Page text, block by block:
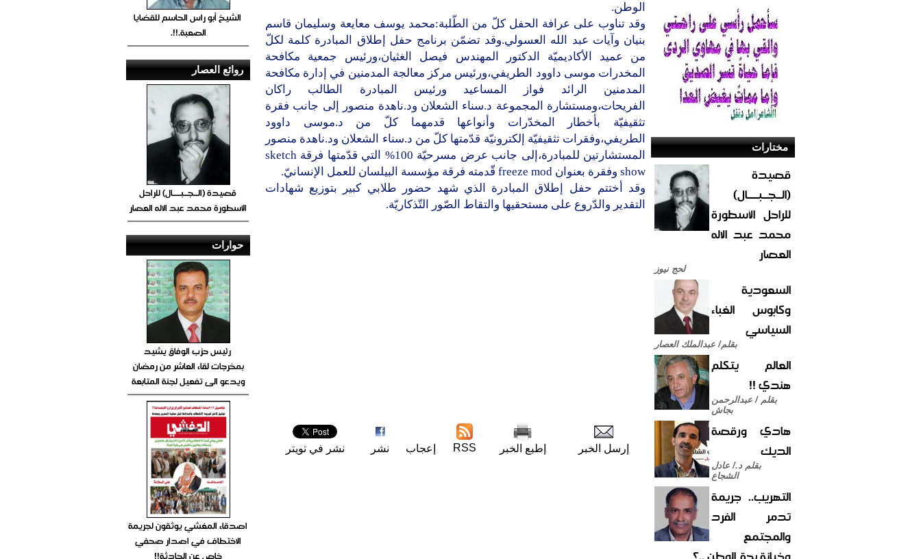
مختارات
قصيدة
(الــجــبــــال)
للراحل الأسطورة
محمد عبد الاله
العصار
لحج نيوز
السعودية
وكابوس الغباء
السياسي
بقلم/ عبدالملك العصار
العالم يتكلم
هندي !!
بقلم / عبدالرحمن
بجاش
هادي ورقصة
الديك
بقلم د./ عادل
الشجاع
التهريب.. جريمة
تدمر الفرد
والمجتمع
الوطن.
وقد تناوب على عرافة الحفل كلّ من الطّلبة:محمد يوسف معايعة وسليمان قاسم
بنيان وآيات عبد الله العسولي.وقد تضمّن برنامج حفل إطلاق المبادرة كلمة لكلّ
من عميد الأكاديميّة الدكتور المهندس فيصل الغثيان،ورئيس جمعية مكافحة
المخدرات موسى داوود الطريفي،ورئيس مركز معالجة المدمنين في إدارة مكافحة
المدمنين الرائد فواز المساعيد ورئيس المبادرة الطالب راكان
الفريحات،ومستشارة المجموعة د.سناء الشعلان ود.ناهدة منصور إلى جانب فقرة
تثقيفيّة بأخطار المخدّرات وأنواعها قدمهما كلّ من د.موسى داوود
الطريفي،وفقرات تثقيفيّة إلكترونيّة قدّمتها كلّ من د.سناء الشعلان ود.ناهدة منصور
المستشارتين للمبادرة،إلى جانب عرض مسرحيّة 100% التي قدّمتها فرقة sketch
show وفقرة بعنوان freeze mod قّدمته فرقة مؤسسة البيلسان للعمل الإنسانيّ.
وقد أختتم حفل إطلاق المبادرة الذي شهد حضور طلابي كبير بتوزيع شهادات
التقدير والدّروع على مستحقيها والتقاط الصّور التّذكاريّة.
إرسل الخبر إطبع الخبر RSS إعجاب نشر نشر في تويتر
الشيخ أبو راس الحاسم للقضايا
الصعبة.!!.
روائع العصار
قصيدة (الــجــبــــال) للراحل
الأسطورة محمد عبد الاله العصار
حوارات
رئيس حزب الوفاق يشيد
بمخرجات لقاء العاشر من رمضان
ويدعو الى تفعيل لجنة المتابعة
اصدقاء المغشي يوثقون لجريمة
الاختطاف في اصدار صحفي
خاص عن الحادثة!!